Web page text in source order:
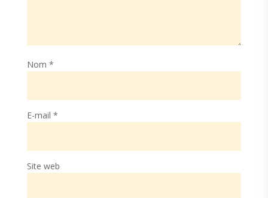
Nom *
E-mail *
Site web